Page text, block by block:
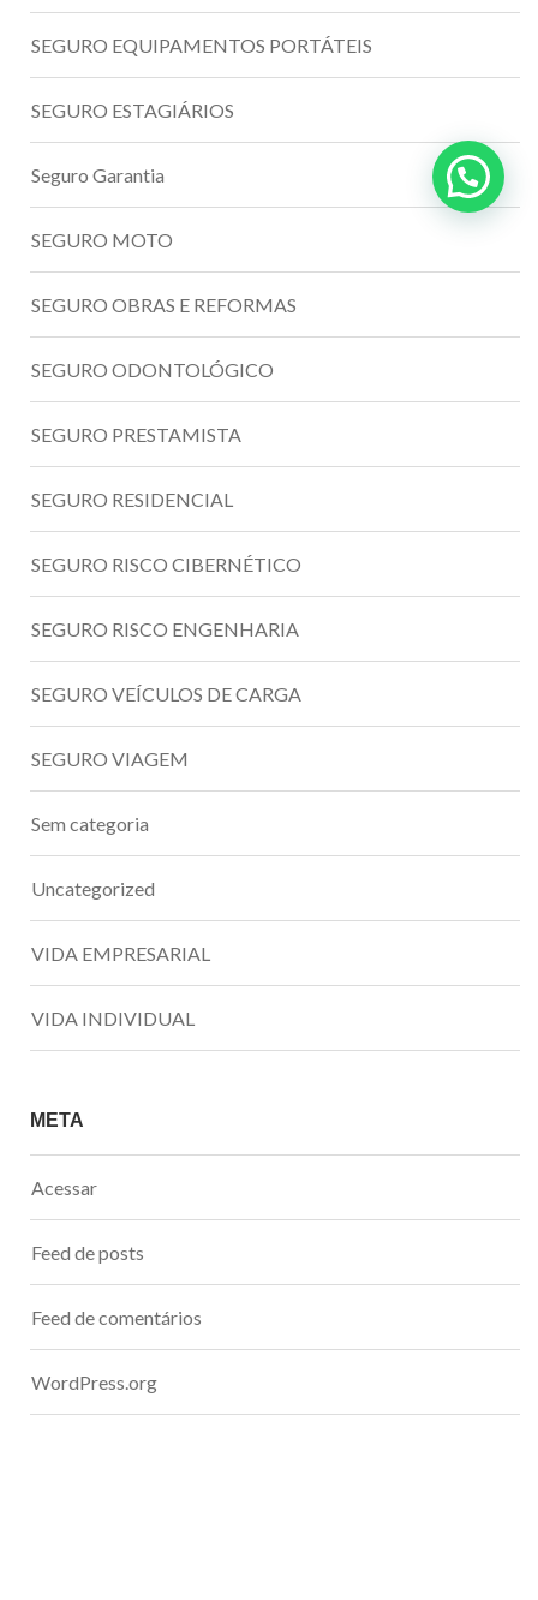
SEGURO EQUIPAMENTOS PORTÁTEIS
SEGURO ESTAGIÁRIOS
Seguro Garantia
SEGURO MOTO
SEGURO OBRAS E REFORMAS
SEGURO ODONTOLÓGICO
SEGURO PRESTAMISTA
SEGURO RESIDENCIAL
SEGURO RISCO CIBERNÉTICO
SEGURO RISCO ENGENHARIA
SEGURO VEÍCULOS DE CARGA
SEGURO VIAGEM
Sem categoria
Uncategorized
VIDA EMPRESARIAL
VIDA INDIVIDUAL
META
Acessar
Feed de posts
Feed de comentários
WordPress.org